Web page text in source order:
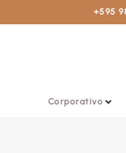
+595
Corporativo